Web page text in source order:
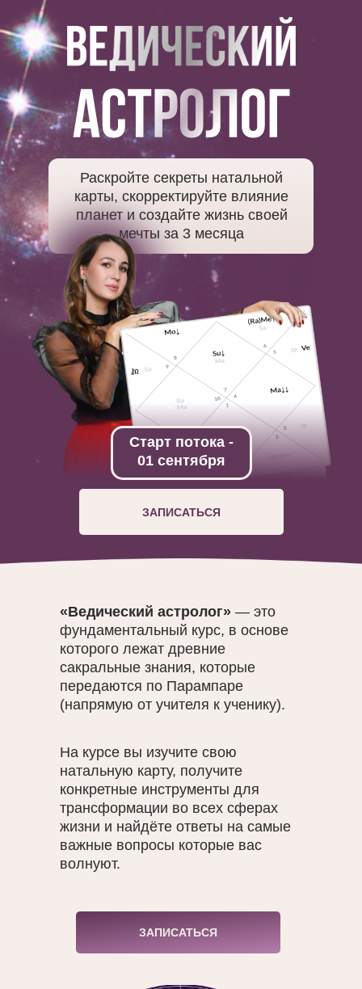
Раскройте секреты натальной
карты, скорректируйте влияние
планет и создайте жизнь своей
мечты за 3 месяца
Старт потока -
01 сентября
ЗАПИСАТЬСЯ
«Ведический астролог» — это
фундаментальный курс, в основе
которого лежат древние
сакральные знания, которые
передаются по Парампаре
(напрямую от учителя к ученику).
На курсе вы изучите свою
натальную карту, получите
конкретные инструменты для
трансформации во всех сферах
жизни и найдёте ответы на самые
важные вопросы которые вас
волнуют.
ЗАПИСАТЬСЯ